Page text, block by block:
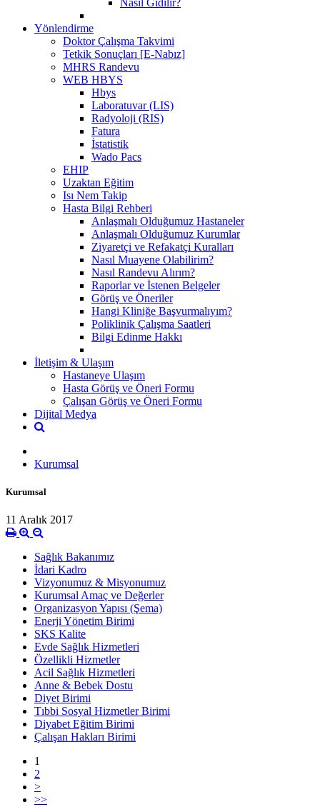
Yönlendirme
Doktor Çalışma Takvimi
Tetkik Sonuçları [E-Nabız]
MHRS Randevu
WEB HBYS
Hbys
Laboratuvar (LIS)
Radyoloji (RIS)
Fatura
İstatistik
Wado Pacs
EHIP
Uzaktan Eğitim
Isı Nem Takip
Hasta Bilgi Rehberi
Anlaşmalı Olduğumuz Hastaneler
Anlaşmalı Olduğumuz Kurumlar
Ziyaretçi ve Refakatçi Kuralları
Nasıl Muayene Olabilirim?
Nasıl Randevu Alırım?
Raporlar ve İstenen Belgeler
Görüş ve Öneriler
Hangi Kliniğe Başvurmalıyım?
Poliklinik Çalışma Saatleri
Bilgi Edinme Hakkı
İletişim & Ulaşım
Hastaneye Ulaşım
Hasta Görüş ve Öneri Formu
Çalışan Görüş ve Öneri Formu
Dijital Medya
Kurumsal
Kurumsal
11 Aralık 2017
Sağlık Bakanımız
İdari Kadro
Vizyonumuz & Misyonumuz
Kurumsal Amaç ve Değerler
Organizasyon Yapısı (Şema)
Enerji Yönetim Birimi
SKS Kalite
Evde Sağlık Hizmetleri
Özellikli Hizmetler
Acil Sağlık Hizmetleri
Anne & Bebek Dostu
Diyet Birimi
Tıbbi Sosyal Hizmetler Birimi
Diyabet Eğitim Birimi
Çalışan Hakları Birimi
1
2
>
>>